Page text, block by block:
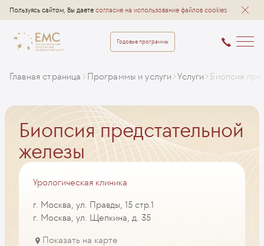
Пользуясь сайтом, Вы даете согласие на использование файлов cookies
Годовые программы
Главная страница Программы и услуги Услуги Биопсия
Биопсия предстательной
железы
Урологическая клиника
г. Москва, ул. Правды, 15 стр.1
г. Москва, ул. Щепкина, д. 35
Показать на карте